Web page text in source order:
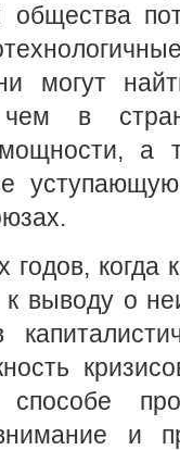
могут
в
а
когда
выводу о
способе
и